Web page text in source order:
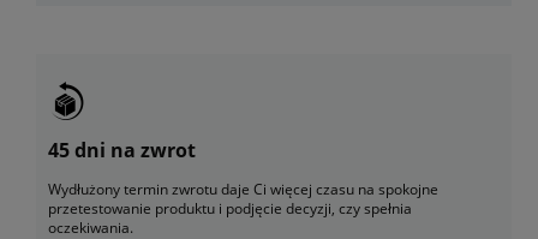
45 dni na zwrot
Wydłużony termin zwrotu daje Ci więcej czasu na spokojne
przetestowanie produktu i podjęcie decyzji, czy spełnia
oczekiwania.